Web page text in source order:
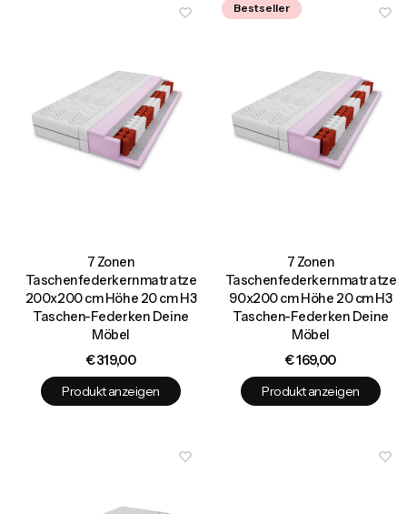
7 Zonen
Taschenfederkernmatratze
200x200 cm Höhe 20 cm H3
Taschen-Federken Deine
Möbel
Preis
€ 319,00
Produkt anzeigen
Bestseller
7 Zonen
Taschenfederkernmatratze
90x200 cm Höhe 20 cm H3
Taschen-Federken Deine
Möbel
Preis
€ 169,00
Produkt anzeigen